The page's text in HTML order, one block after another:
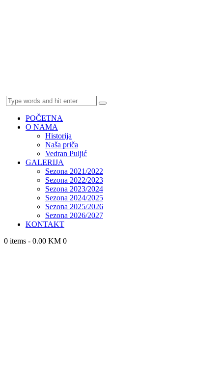
POČETNA
O NAMA
Historija
Naša priča
Vedran Puljić
GALERIJA
Sezona 2021/2022
Sezona 2022/2023
Sezona 2023/2024
Sezona 2024/2025
Sezona 2025/2026
Sezona 2026/2027
KONTAKT
0 items - 0.00 KM 0